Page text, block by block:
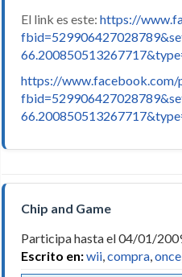
El link es este: https://
https://www.facebook.com/
Chip and Game
Participa hasta el 04/01/
Escrito en:wii compra once